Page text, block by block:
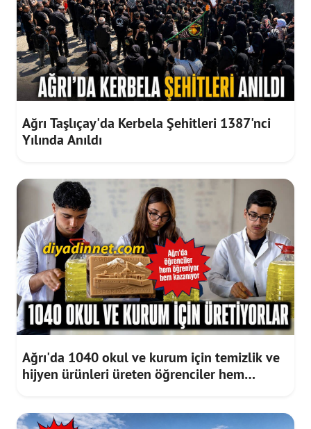
Ağrı Taşlıçay'da Kerbela Şehitleri 1387'nci
Yılında Anıldı
Ağrı'da 1040 okul ve kurum için temizlik ve
hijyen ürünleri üreten öğrenciler hem